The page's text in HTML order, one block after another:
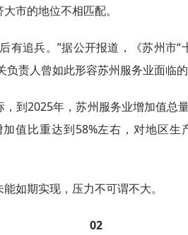
市的地位不相匹配。
有追兵。”据公开报道，《苏州市“
责人曾如此形容苏州服务业面临的
到2025年，苏州服务业增加值总
值比重达到58%左右，对地区生
如期实现，压力不可谓不大。
02